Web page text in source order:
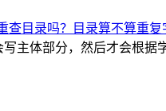
查目录吗？目录算不算重复
主体部分，然后才会根